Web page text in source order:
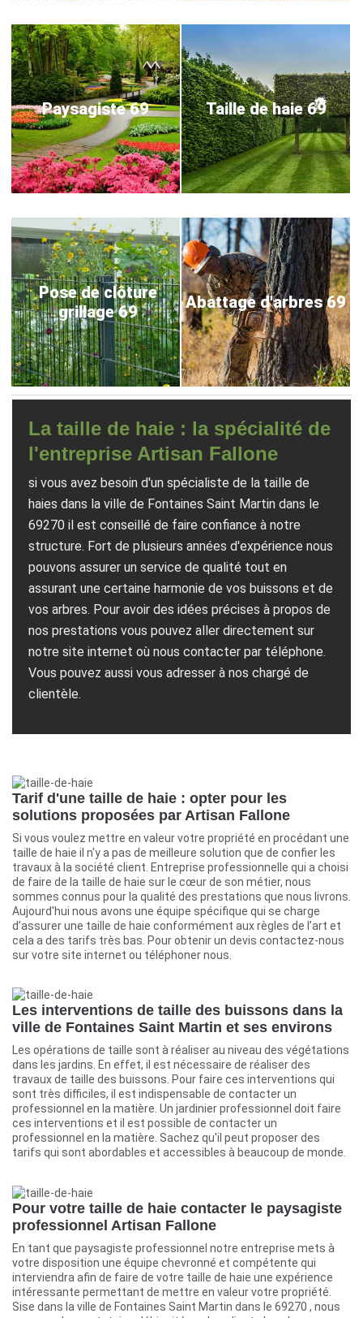
Paysagiste 69 Taille de haie 69
Pose de clôture
grillage 69
Abattage d'arbres 69
La taille de haie : la spécialité de
l'entreprise Artisan Fallone
si vous avez besoin d'un spécialiste de la taille de
haies dans la ville de Fontaines Saint Martin dans le
69270 il est conseillé de faire confiance à notre
structure. Fort de plusieurs années d'expérience nous
pouvons assurer un service de qualité tout en
assurant une certaine harmonie de vos buissons et de
vos arbres. Pour avoir des idées précises à propos de
nos prestations vous pouvez aller directement sur
notre site internet où nous contacter par téléphone.
Vous pouvez aussi vous adresser à nos chargé de
clientèle.
Tarif d'une taille de haie : opter pour les
solutions proposées par Artisan Fallone
Si vous voulez mettre en valeur votre propriété en procédant une
taille de haie il n'y a pas de meilleure solution que de confier les
travaux à la société client. Entreprise professionnelle qui a choisi
de faire de la taille de haie sur le cœur de son métier, nous
sommes connus pour la qualité des prestations que nous livrons.
Aujourd'hui nous avons une équipe spécifique qui se charge
d’assurer une taille de haie conformément aux règles de l’art et
cela a des tarifs très bas. Pour obtenir un devis contactez-nous
sur votre site internet ou téléphoner nous.
Les interventions de taille des buissons dans la
ville de Fontaines Saint Martin et ses environs
Les opérations de taille sont à réaliser au niveau des végétations
dans les jardins. En effet, il est nécessaire de réaliser des
travaux de taille des buissons. Pour faire ces interventions qui
sont très difficiles, il est indispensable de contacter un
professionnel en la matière. Un jardinier professionnel doit faire
ces interventions et il est possible de contacter un
professionnel en la matière. Sachez qu'il peut proposer des
tarifs qui sont abordables et accessibles à beaucoup de monde.
Pour votre taille de haie contacter le paysagiste
professionnel Artisan Fallone
En tant que paysagiste professionnel notre entreprise mets à
votre disposition une équipe chevronné et compétente qui
interviendra afin de faire de votre taille de haie une expérience
intéressante permettant de mettre en valeur votre propriété.
Sise dans la ville de Fontaines Saint Martin dans le 69270 , nous